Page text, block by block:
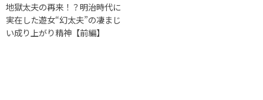
地獄太夫の再来！？明治時代に
実在した遊女“幻太夫”の凄まじ
い成り上がり精神【前編】